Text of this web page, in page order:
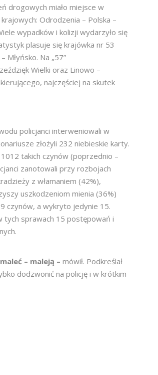
drogowych miało miejsce w
Odrodzenia – Polska –
wypadków i kolizji wydarzyło się
plasuje się krajówka nr 53
Młyńsko. Na „57”
Wielki oraz Linowo –
najczęściej na skutek
policjanci interweniowali w
złożyli 232 niebieskie karty.
takich czynów (poprzednio –
zanotowali przy rozbojach
z włamaniem (42%),
uszkodzeniom mienia (36%)
czynów, a wykryto jedynie 15.
tych sprawach 15 postępowań i
– maleją – mówił. Podkreślał
dodzwonić na policję i w krótkim